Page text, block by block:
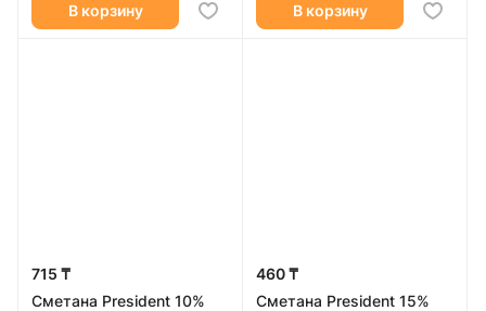
В корзину В корзину
715 ₸
Сметана President 10%
460 ₸
Сметана President 15%